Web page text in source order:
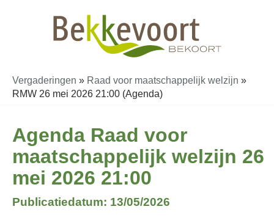
Vergaderingen » Raad voor maatschappelijk welzijn »
RMW 26 mei 2026 21:00 (Agenda)
Agenda Raad voor
maatschappelijk welzijn 26
mei 2026 21:00
Publicatiedatum: 13/05/2026